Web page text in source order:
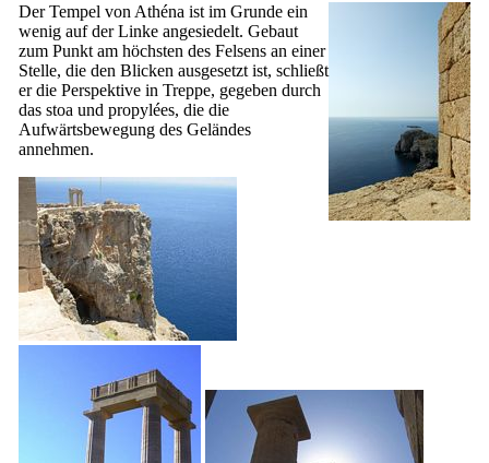
Der Tempel von Athéna ist im Grunde ein
wenig auf der Linke angesiedelt. Gebaut
zum Punkt am höchsten des Felsens an einer
Stelle, die den Blicken ausgesetzt ist, schließt
er die Perspektive in Treppe, gegeben durch
das stoa und propylées, die die
Aufwärtsbewegung des Geländes
annehmen.